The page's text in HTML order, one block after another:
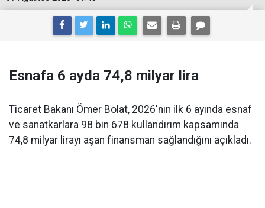
Esnafa 6 ayda 74,8 milyar lira
Ticaret Bakanı Ömer Bolat, 2026'nın ilk 6 ayında esnaf
ve sanatkarlara 98 bin 678 kullandırım kapsamında
74,8 milyar lirayı aşan finansman sağlandığını açıkladı.